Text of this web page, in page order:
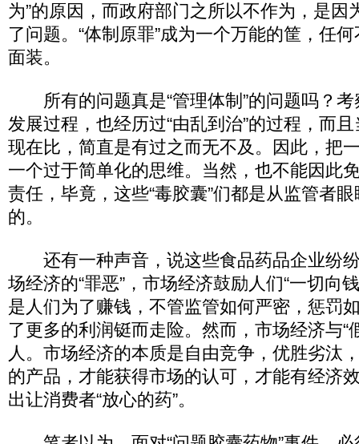
为”的原因，而政府部门之所以不作为，是因
了问题。“体制原罪”成为一个万能的筐，任
面装。
所有的问题真是“管理体制”的问题吗？考
发展过程，也经历过“由乱到治”的过程，而
现在比，简直是有过之而无不及。因此，把
一个过于简单化的思维。当然，也不能因此
责任，毕竟，这些“毒胶囊”们都是从监管者
的。
还有一种声音，说这些食品药品企业纷
场经济的“罪恶”，市场经济鼓励人们“一切向
是人们为了赚钱，不管监管如何严密，惩罚
了更多的利润铤而走险。然而，市场经济与“
人。市场经济的本质是自由竞争，优胜劣汰
的产品，才能获得市场的认可，才能有经济
出让消费者“放心的药”。